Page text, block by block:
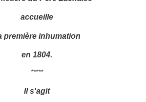
accueille
première inhumation
en 1804.
*****
Il s'agit